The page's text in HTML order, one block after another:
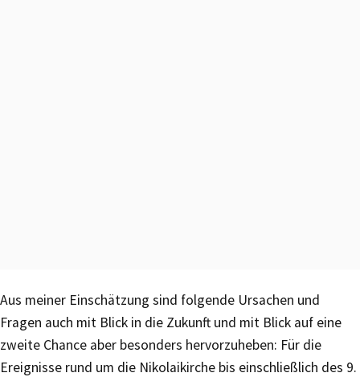
Aus meiner Einschätzung sind folgende Ursachen und
Fragen auch mit Blick in die Zukunft und mit Blick auf eine
zweite Chance aber besonders hervorzuheben: Für die
Ereignisse rund um die Nikolaikirche bis einschließlich des 9.